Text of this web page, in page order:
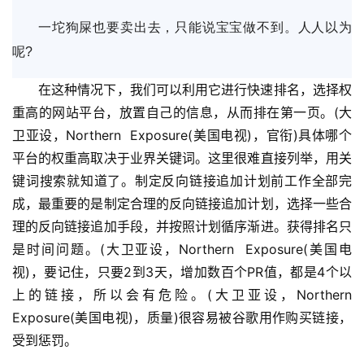
一坨狗屎也要卖出去，只能说宝宝做不到。人人以为
呢?
在这种情况下，我们可以利用它进行快速排名，选择权
重高的网站平台，放置自己的信息，从而排在第一页。(大
卫亚设，Northern  Exposure(美国电视)，官衔)具体哪个
平台的权重高取决于业界关键词。这里很难直接列举，用关
键词搜索就知道了。制定反向链接追加计划前工作全部完
成，最重要的是制定合理的反向链接追加计划，选择一些合
理的反向链接追加手段，并按照计划循序渐进。获得排名只
是时间问题。(大卫亚设，Northern  Exposure(美国电
视)，要记住，只要2到3天，增加数百个PR值，都是4个以
上的链接，所以会有危险。(大卫亚设，Northern
Exposure(美国电视)，质量)很容易被谷歌用作购买链接，
受到惩罚。